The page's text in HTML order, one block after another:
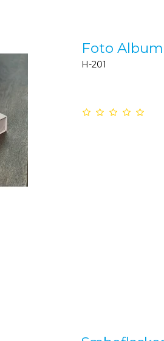
Foto Album
H-201